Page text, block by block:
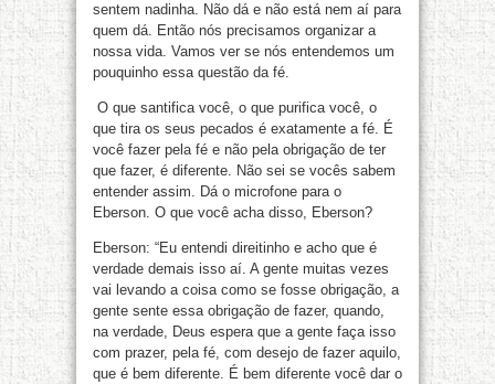
sentem nadinha. Não dá e não está nem aí para
quem dá. Então nós precisamos organizar a
nossa vida. Vamos ver se nós entendemos um
pouquinho essa questão da fé.
O que santifica você, o que purifica você, o
que tira os seus pecados é exatamente a fé. É
você fazer pela fé e não pela obrigação de ter
que fazer, é diferente. Não sei se vocês sabem
entender assim. Dá o microfone para o
Eberson. O que você acha disso, Eberson?
Eberson: “Eu entendi direitinho e acho que é
verdade demais isso aí. A gente muitas vezes
vai levando a coisa como se fosse obrigação, a
gente sente essa obrigação de fazer, quando,
na verdade, Deus espera que a gente faça isso
com prazer, pela fé, com desejo de fazer aquilo,
que é bem diferente. É bem diferente você dar o